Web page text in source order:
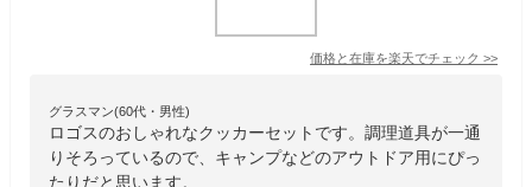
価格と在庫を楽天でチェック >>
グラスマン(60代・男性)
ロゴスのおしゃれなクッカーセットです。調理道具が一通
りそろっているので、キャンプなどのアウトドア用にぴっ
たりだと思います。